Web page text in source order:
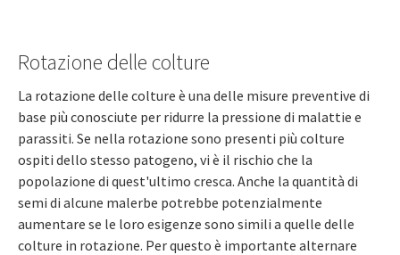
Rotazione delle colture
La rotazione delle colture è una delle misure preventive di
base più conosciute per ridurre la pressione di malattie e
parassiti. Se nella rotazione sono presenti più colture
ospiti dello stesso patogeno, vi è il rischio che la
popolazione di quest'ultimo cresca. Anche la quantità di
semi di alcune malerbe potrebbe potenzialmente
aumentare se le loro esigenze sono simili a quelle delle
colture in rotazione. Per questo è importante alternare